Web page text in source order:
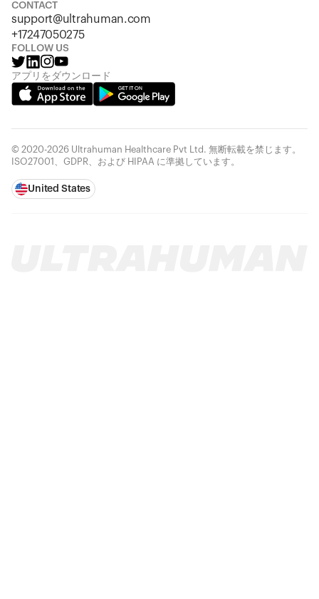
CONTACT
support@ultrahuman.com
+17247050275
FOLLOW US
アプリをダウンロード
© 2020-2026 Ultrahuman Healthcare Pvt Ltd. 無断転載を禁じます。
ISO27001、GDPR、および HIPAA に準拠しています。
United States